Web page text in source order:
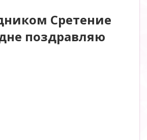
Сретение
поздравляю